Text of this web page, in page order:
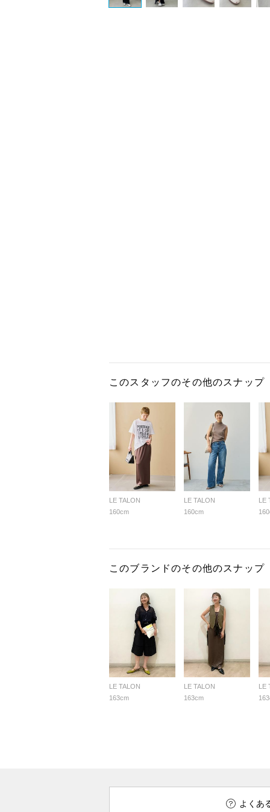
このスタッフのその他のスナップ
LE TALON
160cm
LE TALON
160cm
LE
このブランドのその他のスナップ
LE TALON
163cm
LE TALON
163cm
LE
よくあ